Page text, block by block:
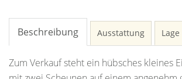
Beschreibung Ausstattung Lage
Zum Verkauf steht ein hübsches kleines